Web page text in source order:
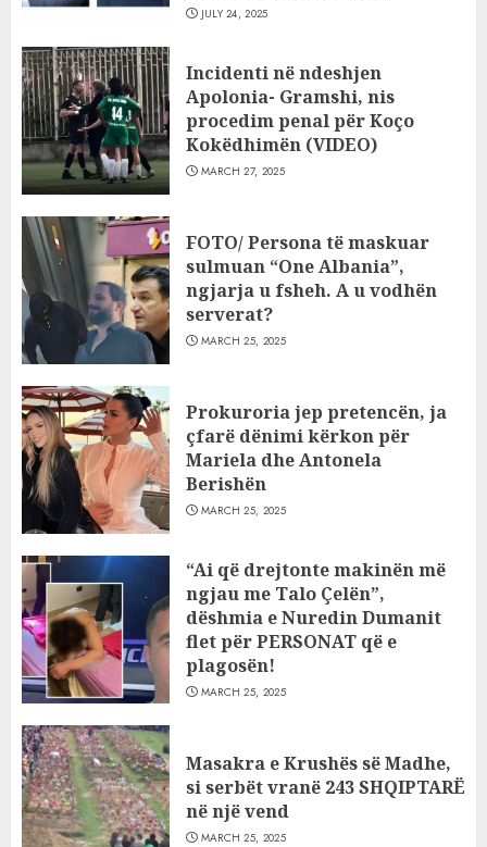
JULY 24, 2025
Incidenti në ndeshjen
Apolonia- Gramshi, nis
procedim penal për Koço
Kokëdhimën (VIDEO)
MARCH 27, 2025
FOTO/ Persona të maskuar
sulmuan “One Albania”,
ngjarja u fsheh. A u vodhën
serverat?
MARCH 25, 2025
Prokuroria jep pretencën, ja
çfarë dënimi kërkon për
Mariela dhe Antonela
Berishën
MARCH 25, 2025
“Ai që drejtonte makinën më
ngjau me Talo Çelën”,
dëshmia e Nuredin Dumanit
flet për PERSONAT që e
plagosën!
MARCH 25, 2025
Masakra e Krushës së Madhe,
si serbët vranë 243 SHQIPTARË
në një vend
MARCH 25, 2025